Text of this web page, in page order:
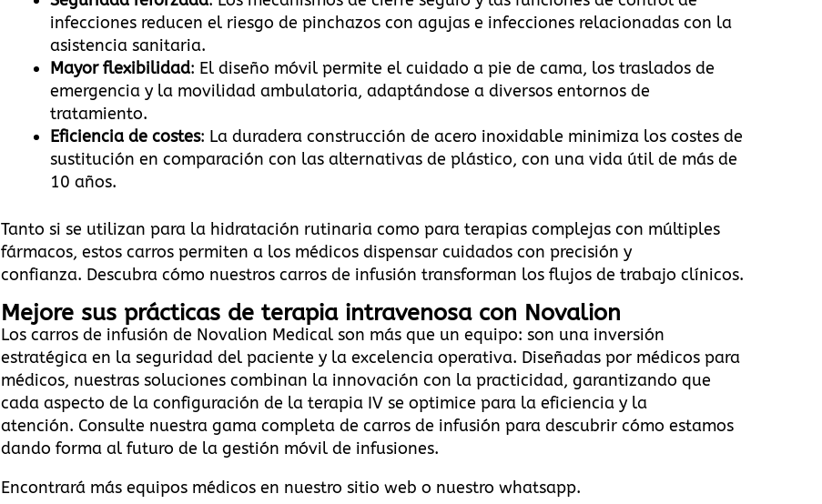
infecciones reducen el riesgo de pinchazos con agujas e infecciones relacionadas con la
asistencia sanitaria.
Mayor flexibilidad: El diseño móvil permite el cuidado a pie de cama, los traslados de
emergencia y la movilidad ambulatoria, adaptándose a diversos entornos de
tratamiento.
Eficiencia de costes: La duradera construcción de acero inoxidable minimiza los costes de
sustitución en comparación con las alternativas de plástico, con una vida útil de más de
10 años.
Tanto si se utilizan para la hidratación rutinaria como para terapias complejas con múltiples
fármacos, estos carros permiten a los médicos dispensar cuidados con precisión y
confianza. Descubra cómo nuestros carros de infusión transforman los flujos de trabajo clínicos.
Mejore sus prácticas de terapia intravenosa con Novalion
Los carros de infusión de Novalion Medical son más que un equipo: son una inversión
estratégica en la seguridad del paciente y la excelencia operativa. Diseñadas por médicos para
médicos, nuestras soluciones combinan la innovación con la practicidad, garantizando que
cada aspecto de la configuración de la terapia IV se optimice para la eficiencia y la
atención. Consulte nuestra gama completa de carros de infusión para descubrir cómo estamos
dando forma al futuro de la gestión móvil de infusiones.
Encontrará más equipos médicos en nuestro sitio web o nuestro whatsapp.